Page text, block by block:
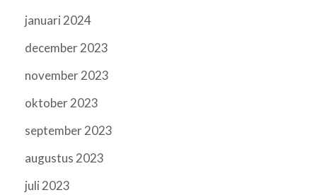
januari 2024
december 2023
november 2023
oktober 2023
september 2023
augustus 2023
juli 2023